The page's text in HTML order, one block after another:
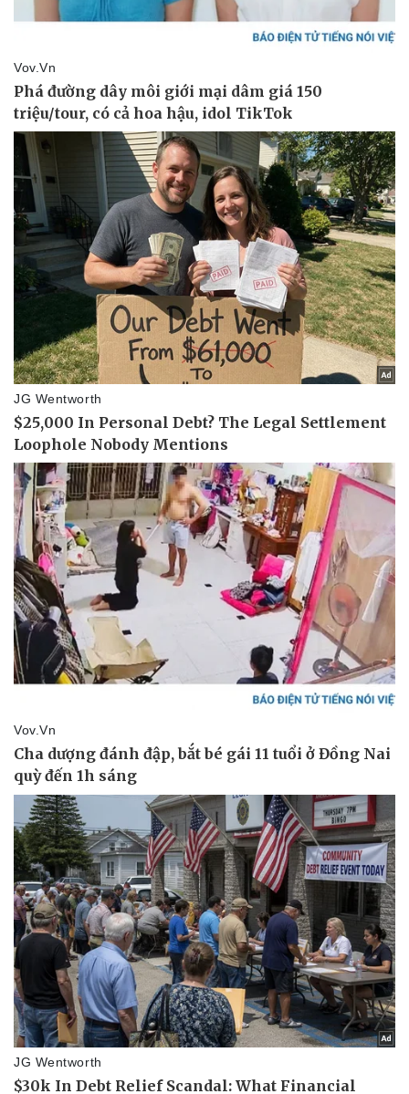
Sức khỏe
Dinh dưỡng - món ngon
Sản phụ khoa
Nhi khoa
Nam khoa
Làm đẹp - giảm cân
Phòng mạch online
Ăn sạch sống khỏe
Đời sống
Nhà đẹp
Blog
Tình yêu - Gia đình
Văn hóa
Sân khấu - Điện ảnh
Văn học
Giải trí
Thời trang